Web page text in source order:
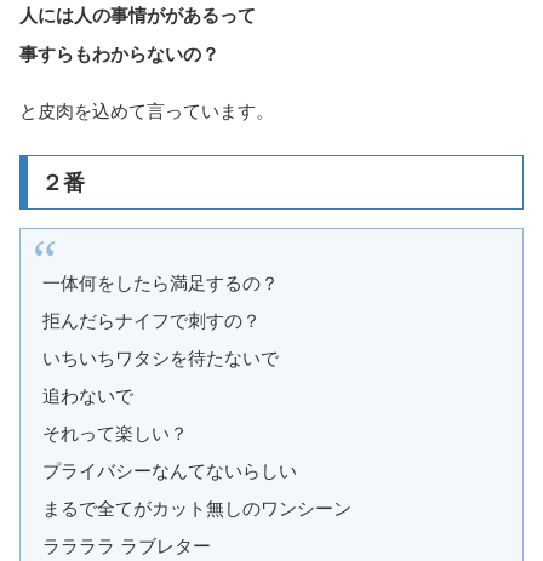
人には人の事情ががあるって
事すらもわからないの？
と皮肉を込めて言っています。
２番
一体何をしたら満足するの？
拒んだらナイフで刺すの？
いちいちワタシを待たないで
追わないで
それって楽しい？
プライバシーなんてないらしい
まるで全てがカット無しのワンシーン
ララララ ラブレター